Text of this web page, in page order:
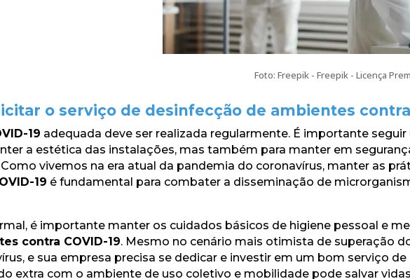
Foto: Freepik - Freepik - Licença
o serviço de desinfecção de ambientes contra
19 adequada deve ser realizada regularmente. É importante
a estética das instalações, mas também para manter em
vivemos na era atual da pandemia do coronavírus, manter as
19 é fundamental para combater a disseminação de
é importante manter os cuidados básicos de higiene pessoal e
contra COVID-19. Mesmo no cenário mais otimista de superação
e sua empresa precisa se dedicar e investir em um bom serviço de
extra com o ambiente de uso coletivo e mobilidade pode salvar